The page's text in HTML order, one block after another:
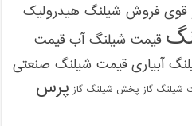
قوی فروش شیلنگ هیدرولیک
قیمت شیلنگ آب قیمت
آبیاری قیمت شیلنگ صنعتی
شیلنگ گاز پخش شیلنگ گاز پرس